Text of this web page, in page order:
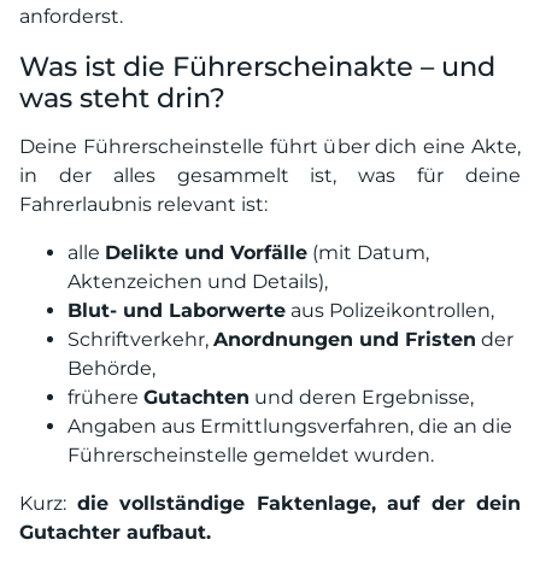
anforderst.
Was ist die Führerscheinakte – und
was steht drin?
Deine Führerscheinstelle führt über dich eine Akte,
in der alles gesammelt ist, was für deine
Fahrerlaubnis relevant ist:
alle Delikte und Vorfälle (mit Datum,
Aktenzeichen und Details),
Blut- und Laborwerte aus Polizeikontrollen,
Schriftverkehr, Anordnungen und Fristen der
Behörde,
frühere Gutachten und deren Ergebnisse,
Angaben aus Ermittlungsverfahren, die an die
Führerscheinstelle gemeldet wurden.
Kurz: die vollständige Faktenlage, auf der dein
Gutachter aufbaut.